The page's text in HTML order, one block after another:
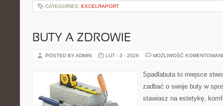
CATEGORIES: EXCELRAPORT
BUTY A ZDROWIE
POSTED BY ADMIN LUT - 3 - 2026 MOŻLIWOŚĆ
Spadlabuta to miejsce
zadbać o swoje buty w
stawiasz na estetykę,